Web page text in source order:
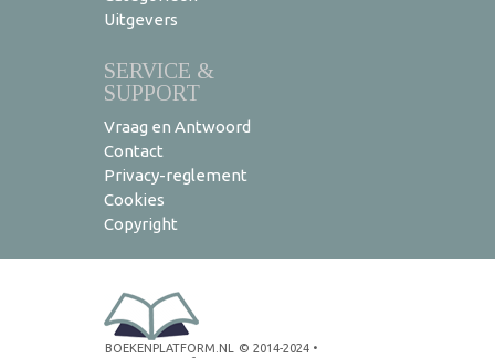
Uitgevers
SERVICE &
SUPPORT
Vraag en Antwoord
Contact
Privacy-reglement
Cookies
Copyright
BOEKENPLATFORM.NL © 2014-2024 •